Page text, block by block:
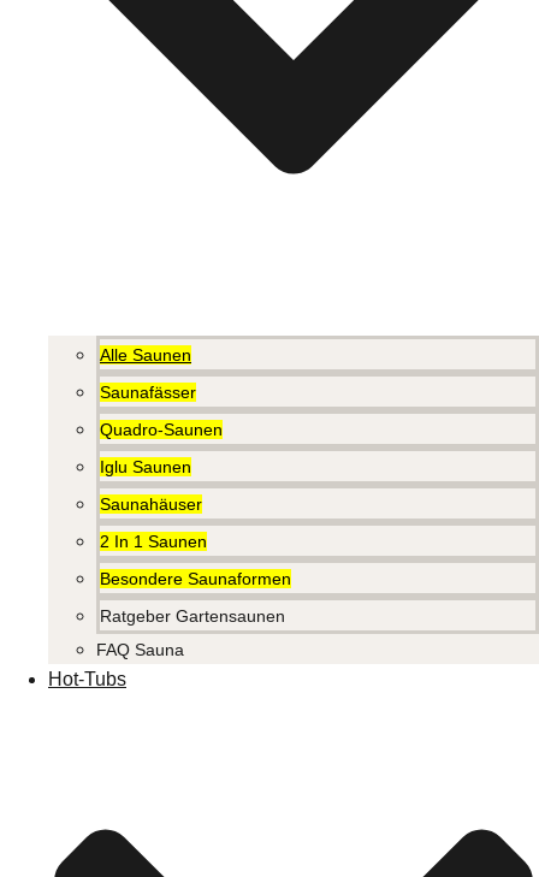
Alle Saunen
Saunafässer
Quadro-Saunen
Iglu Saunen
Saunahäuser
2 In 1 Saunen
Besondere Saunaformen
Ratgeber Gartensaunen
FAQ Sauna
Hot-Tubs